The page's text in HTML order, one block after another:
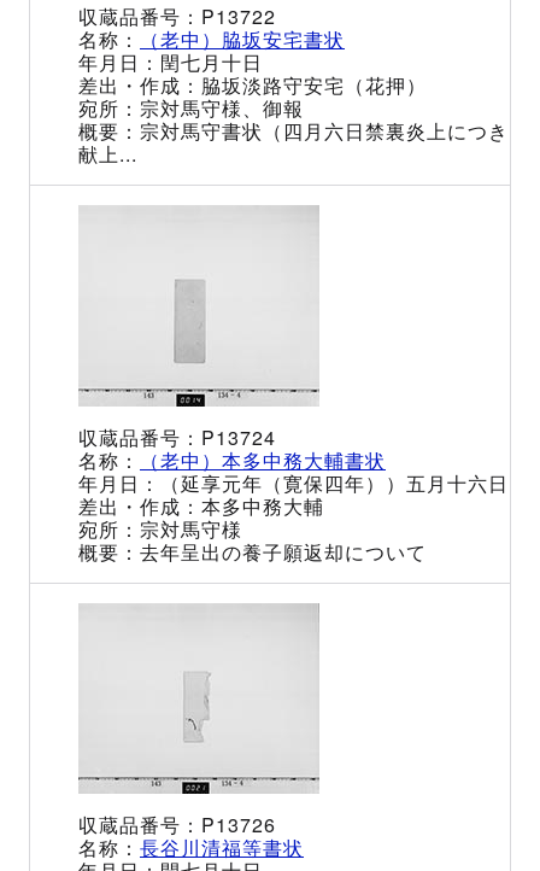
P13722
（老中）脇坂安宅書状
閏七月十日
脇坂淡路守安宅（花押）
宗対馬守様、御報
宗対馬守書状（四月六日禁裏炎上につき
献上...
P13724
（老中）本多中務大輔書状
（延享元年（寛保四年））五月十六日
本多中務大輔
宗対馬守様
去年呈出の養子願返却について
P13726
長谷川清福等書状